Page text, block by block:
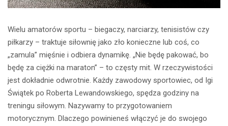
Wielu amatorów sportu – biegaczy, narciarzy, tenisistów czy
piłkarzy – traktuje siłownię jako zło konieczne lub coś, co
„zamula” mięśnie i odbiera dynamikę. „Nie będę pakować, bo
będę za ciężki na maraton” – to częsty mit. W rzeczywistości
jest dokładnie odwrotnie. Każdy zawodowy sportowiec, od Igi
Świątek po Roberta Lewandowskiego, spędza godziny na
treningu siłowym. Nazywamy to przygotowaniem
motorycznym. Dlaczego powinieneś włączyć je do swojego